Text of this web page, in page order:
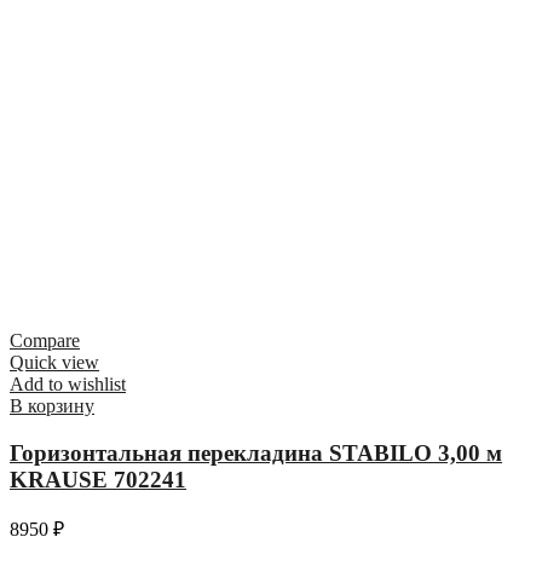
Compare
Quick view
Add to wishlist
В корзину
Горизонтальная перекладина STABILO 3,00 м
KRAUSE 702241
8950 ₽